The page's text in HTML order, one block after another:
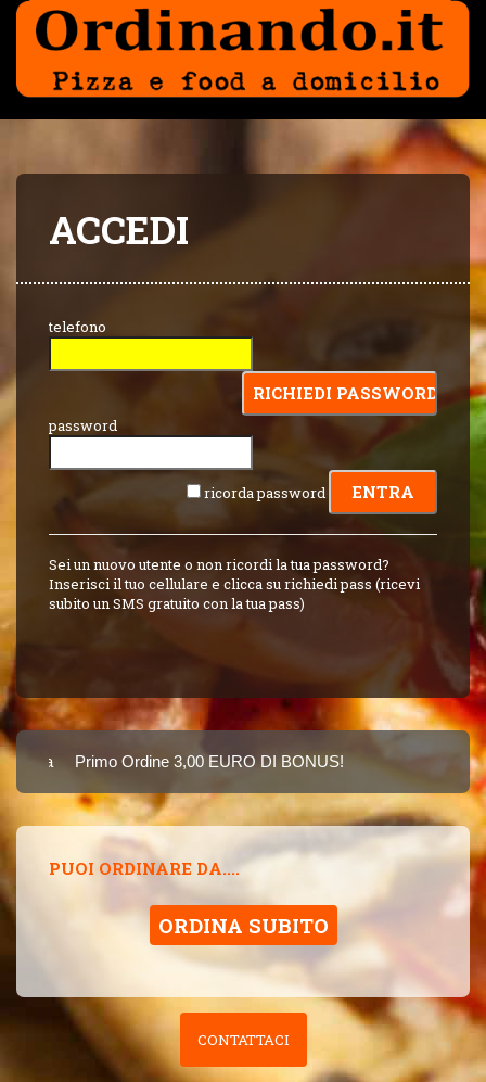
ACCEDI
telefono
password
ricorda password
Sei un nuovo utente o non ricordi la tua password?
Inserisci il tuo cellulare e clicca su richiedi pass (ricevi
subito un SMS gratuito con la tua pass)
Primo Ordine 3,00 EURO DI BONUS!
8 PUNTI 3,00
PUOI ORDINARE DA....
ORDINA SUBITO
CONTATTACI